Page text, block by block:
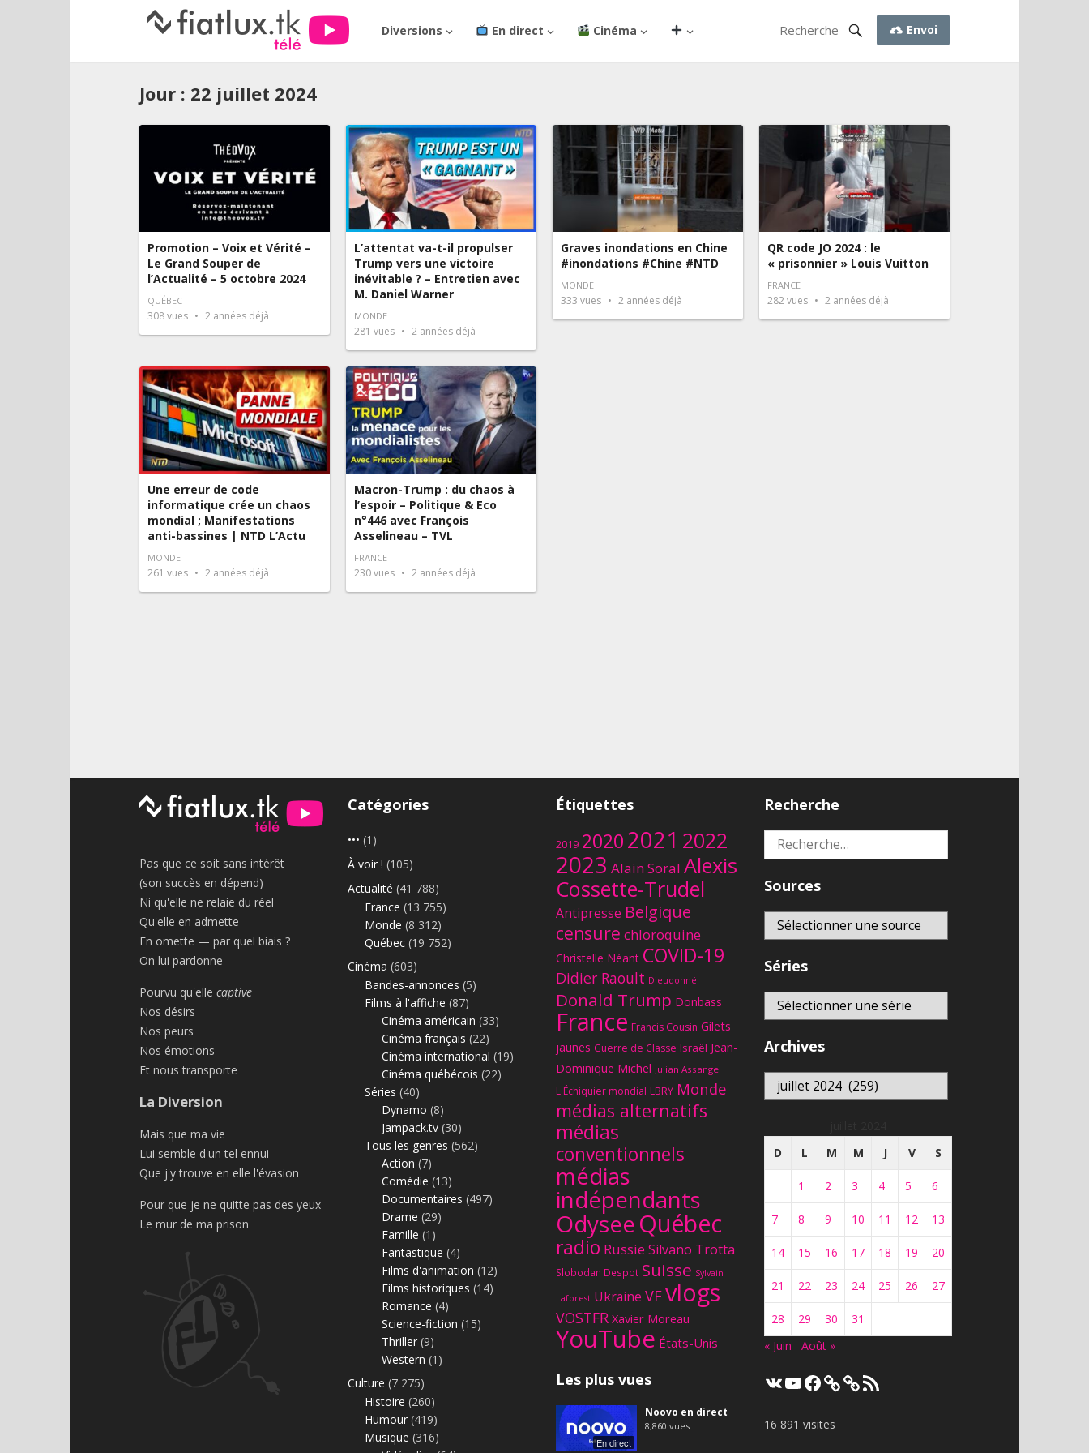
Diversions En direct Cinéma Envoi
Jour : 22 juillet 2024
Promotion – Voix et Vérité –
Le Grand Souper de
l’Actualité – 5 octobre 2024
QUÉBEC
308vues 2 années déjà
L’attentat va-t-il propulser
Trump vers une victoire
inévitable ? – Entretien avec
M. Daniel Warner
MONDE
281 vues 2 années déjà
Graves inondations en Chine
#inondations #Chine #NTD
MONDE
333 vues 2 années déjà
QR code JO 2024 : le
« prisonnier » Louis Vuitton
FRANCE
282vues 2 années déjà
Une erreur de code
informatique crée un chaos
mondial ; Manifestations
anti-bassines | NTD L’Actu
MONDE
261 vues 2 années déjà
Macron-Trump : du chaos à
l’espoir – Politique & Eco
n°446 avec François
Asselineau – TVL
FRANCE
230vues 2 années déjà
Pas que ce soit sans intérêt
(son succès en dépend)
Ni qu'elle ne relaie du réel
Qu'elle en admette
En omette — par quel biais ?
On lui pardonne
Pourvu qu'elle captive
Nos désirs
Nos peurs
Nos émotions
Et nous transporte
La Diversion
Mais que ma vie
Lui semble d'un tel ennui
Que j'y trouve en elle l'évasion
Pour que je ne quitte pas des yeux
Le mur de ma prison
Catégories
••• (1)
À voir ! (105)
Actualité (41 788)
France (13 755)
Monde (8 312)
Québec (19 752)
Cinéma (603)
Bandes-annonces (5)
Films à l'affiche (87)
Cinéma américain (33)
Cinéma français (22)
Cinéma international (19)
Cinéma québécois (22)
Séries (40)
Dynamo (8)
Jampack.tv (30)
Tous les genres (562)
Action (7)
Comédie (13)
Documentaires (497)
Drame (29)
Famille (1)
Fantastique (4)
Films d'animation (12)
Films historiques (14)
Romance (4)
Science-fiction (15)
Thriller (9)
Western (1)
Culture (7 275)
Histoire (260)
Humour (419)
Musique (316)
Étiquettes
2019 20202021 2022
2023 Alain Soral Alexis
Cossette-Trudel
Antipresse Belgique
censure chloroquine
Christelle Néant COVID-19
Didier Raoult Dieudonné
Donald Trump Donbass
France Francis Cousin Gilets
jaunes Guerre de Classe Israël Jean-
Dominique Michel Julian Assange
L'Échiquier mondial LBRY Monde
médias alternatifs
médias
conventionnels
médias
indépendants
OdyseeQuébec
radio Russie Silvano Trotta
Slobodan Despot Suisse Sylvain
Laforest Ukraine VFvlogs
VOSTFR Xavier Moreau
YouTube États-Unis
Les plus vues
En direct
Noovo en direct
8,860 vues
Recherche
Rechercher :
Sources
Séries
Archives
Archives
D
L M M J V S
1 2 3 4 5 6
7 8 9 10 11 12 13
14 15 16 17 18 19 20
21 22 23 24 25 26 27
28 29 30
31
« Juin
Août »
VK YouTube
Facebook Flux
RSS
16 891 visites